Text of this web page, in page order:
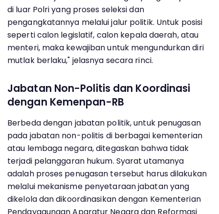
di luar Polri yang proses seleksi dan
pengangkatannya melalui jalur politik. Untuk posisi
seperti calon legislatif, calon kepala daerah, atau
menteri, maka kewajiban untuk mengundurkan diri
mutlak berlaku," jelasnya secara rinci.
Jabatan Non-Politis dan Koordinasi
dengan Kemenpan-RB
Berbeda dengan jabatan politik, untuk penugasan
pada jabatan non-politis di berbagai kementerian
atau lembaga negara, ditegaskan bahwa tidak
terjadi pelanggaran hukum. Syarat utamanya
adalah proses penugasan tersebut harus dilakukan
melalui mekanisme penyetaraan jabatan yang
dikelola dan dikoordinasikan dengan Kementerian
Pendayagunaan Aparatur Negara dan Reformasi